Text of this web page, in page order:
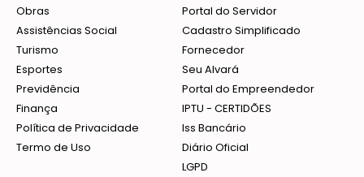
Obras
Assistências Social
Turismo
Esportes
Previdência
Finança
Política de Privacidade
Termo de Uso
Portal do Servidor
Cadastro Simplificado
Fornecedor
Seu Alvará
Portal do Empreendedor
IPTU - CERTIDÕES
Iss Bancário
Diário Oficial
LGPD